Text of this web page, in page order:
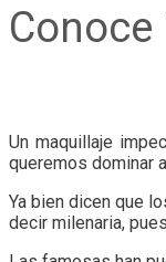
Conoce
Un maquillaje
queremos dominar
Ya bien dicen que
decir milenaria,